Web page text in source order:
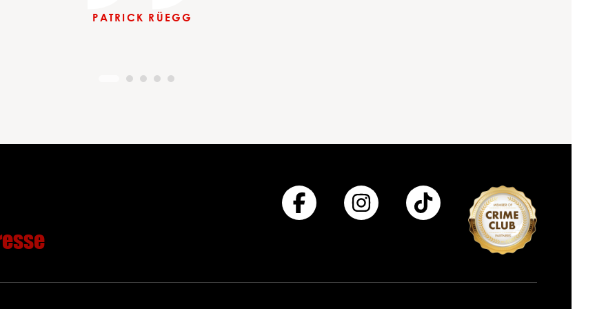
PATRICK RÜEGG
Respekt und weiter so!“
immer wieder neu entdecken.“
Professionalität und viel Kreativiät.“
uns war alles perfekt.“